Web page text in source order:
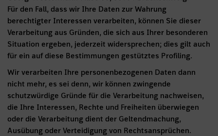
Für den Fall, dass wir Ihre Daten zur Wahrung
berechtigter Interessen verarbeiten, können Sie dieser
Verarbeitung aus Gründen, die sich aus Ihrer besonderen
Situation ergeben, jederzeit widersprechen; dies gilt auch
für ein auf diese Bestimmungen gestütztes Profiling.
Wir verarbeiten Ihre personenbezogenen Daten dann
nicht mehr, es sei denn, wir können zwingende
schutzwürdige Gründe für die Verarbeitung nachweisen,
die Ihre Interessen, Rechte und Freiheiten überwiegen
oder die Verarbeitung dient der Geltendmachung,
Ausübung oder Verteidigung von Rechtsansprüchen.